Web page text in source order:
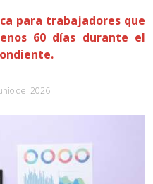
para trabajadores que
60 días durante el
del 2026